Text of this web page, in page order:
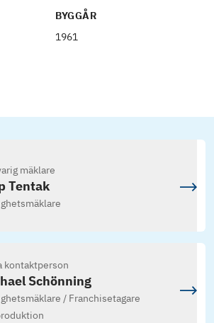
BYGGÅR
1961
mäklare
Tentak
kontaktperson
Schönning
/ Franchisetagare